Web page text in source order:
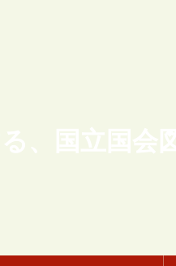
、国立国会